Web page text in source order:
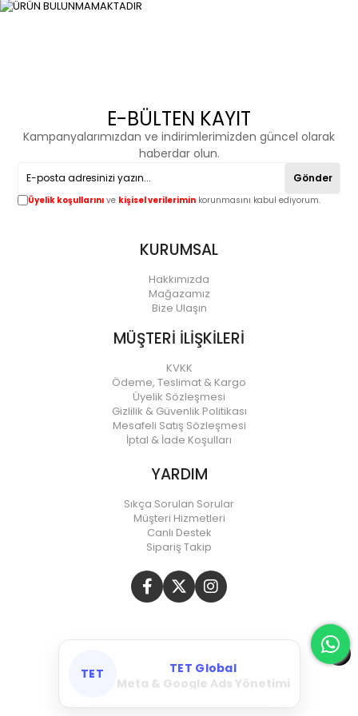
E-BÜLTEN KAYIT
Kampanyalarımızdan ve indirimlerimizden güncel olarak
haberdar olun.
Gönder
Üyelik koşullarını ve kişisel verilerimin korunmasını kabul ediyorum.
KURUMSAL
Hakkımızda
Mağazamız
Bize Ulaşın
MÜŞTERİ İLİŞKİLERİ
KVKK
Ödeme, Teslimat & Kargo
Üyelik Sözleşmesi
Gizlilik & Güvenlik Politikası
Mesafeli Satış Sözleşmesi
İptal & İade Koşulları
YARDIM
Sıkça Sorulan Sorular
Müşteri Hizmetleri
Canlı Destek
Sipariş Takip
TET
TET Global
Meta & Google Ads Yönetimi